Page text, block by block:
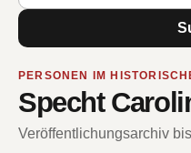
PERSONEN IM
Specht
Veröffentlichungsarchiv